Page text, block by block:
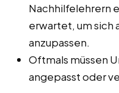
Nachhilfelehrern
erwartet, um sich
anzupassen.
Oftmals müssen
angepasst oder